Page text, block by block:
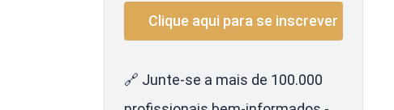
🔗 Junte-se a mais de 100.000